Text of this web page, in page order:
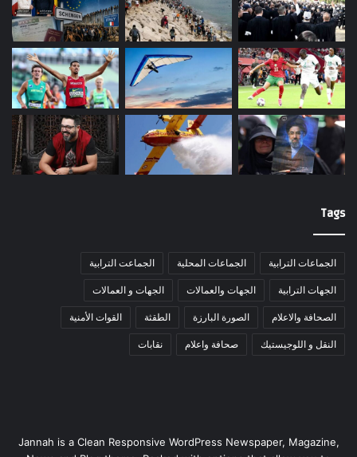
Tags
الجماعات الترابية الجماعات المحلية الجماعت الترابية
الجهات الترابية الجهات والعمالات الجهات و العمالات
الصحافة والاعلام الصورة البارزة الطقثة القوات الأمنية
النقل و اللوجيستيك صحافة واعلام نقابات
Jannah is a Clean Responsive WordPress Newspaper, Magazine,